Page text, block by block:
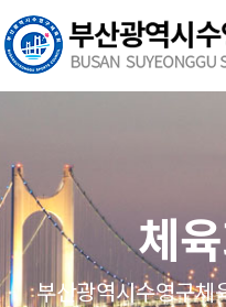
본문 바로가기
열기
열기
열기
체
부산광역시수영구체